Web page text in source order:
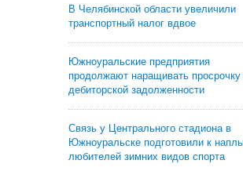
В Челябинской области увеличили
транспортный налог вдвое
Южноуральские предприятия
продолжают наращивать просрочку
дебиторской задолженности
Связь у Центрального стадиона в
Южноуральске подготовили к
любителей зимних видов спорта